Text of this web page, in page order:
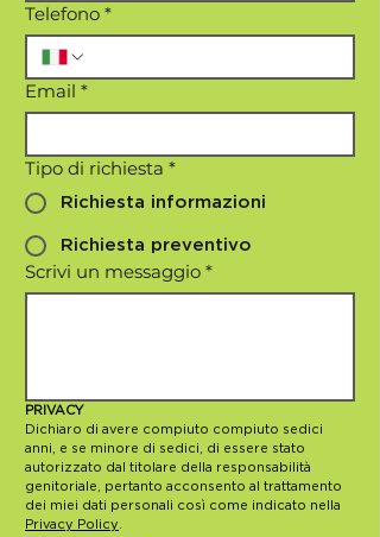
Telefono *
Email *
Tipo di richiesta *
Richiesta informazioni
Richiesta preventivo
Scrivi un messaggio *
PRIVACY
Dichiaro di avere compiuto compiuto sedici
anni, e se minore di sedici, di essere stato
autorizzato dal titolare della responsabilità
genitoriale, pertanto acconsento al trattamento
Privacy Policy